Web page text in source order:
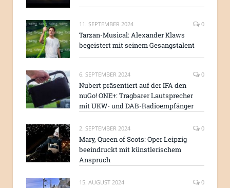
11. SEPTEMBER 2024 0
Tarzan-Musical: Alexander Klaws
begeistert mit seinem Gesangstalent
6. SEPTEMBER 2024 0
Nubert präsentiert auf der IFA den
nuGo! ONE+: Tragbarer Lautsprecher
mit UKW- und DAB-Radioempfänger
2. SEPTEMBER 2024 0
Mary, Queen of Scots: Oper Leipzig
beeindruckt mit künstlerischem
Anspruch
15. AUGUST 2024 0